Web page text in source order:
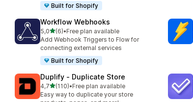
Built for Shopify
Workflow Webhooks
5,0de 5 estrelas
(6)
6 total de avaliações
•Free plan available
Add Webhook Triggers to Flow for
connecting external services
Built for Shopify
Duplify ‑ Duplicate Store
4,7de 5 estrelas
(110)
110 total de avaliações
•Free plan available
Easy way to duplicate your store